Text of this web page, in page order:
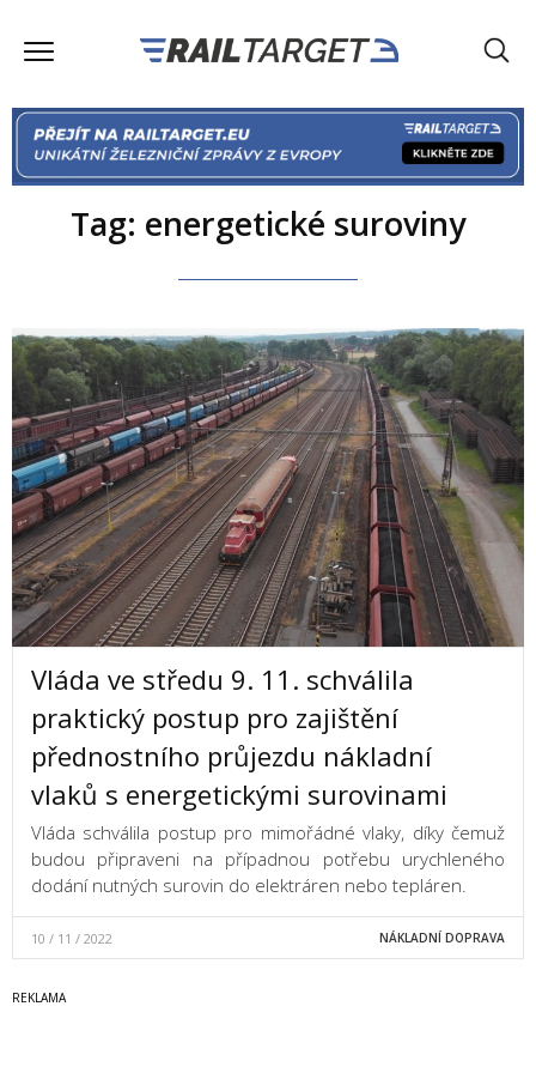
Tag: energetické suroviny
Vláda ve středu 9. 11. schválila
praktický postup pro zajištění
přednostního průjezdu nákladní
vlaků s energetickými surovinami
Vláda schválila postup pro mimořádné vlaky, díky čemuž
budou připraveni na případnou potřebu urychleného
dodání nutných surovin do elektráren nebo tepláren.
10 / 11 / 2022 NÁKLADNÍ DOPRAVA